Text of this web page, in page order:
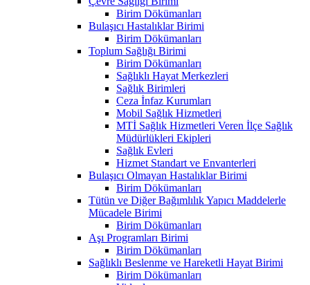
Birim Dökümanları
Bulaşıcı Hastalıklar Birimi
Birim Dökümanları
Toplum Sağlığı Birimi
Birim Dökümanları
Sağlıklı Hayat Merkezleri
Sağlık Birimleri
Ceza İnfaz Kurumları
Mobil Sağlık Hizmetleri
MTİ Sağlık Hizmetleri Veren İlçe Sağlık
Müdürlükleri Ekipleri
Sağlık Evleri
Hizmet Standart ve Envanterleri
Bulaşıcı Olmayan Hastalıklar Birimi
Birim Dökümanları
Tütün ve Diğer Bağımlılık Yapıcı Maddelerle
Mücadele Birimi
Birim Dökümanları
Aşı Programları Birimi
Birim Dökümanları
Sağlıklı Beslenme ve Hareketli Hayat Birimi
Birim Dökümanları